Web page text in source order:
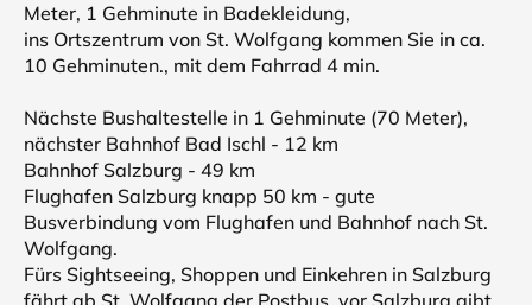
Meter, 1 Gehminute in Badekleidung,
ins Ortszentrum von St. Wolfgang kommen Sie in ca.
10 Gehminuten., mit dem Fahrrad 4 min.
Nächste Bushaltestelle in 1 Gehminute (70 Meter),
nächster Bahnhof Bad Ischl - 12 km
Bahnhof Salzburg - 49 km
Flughafen Salzburg knapp 50 km - gute
Busverbindung vom Flughafen und Bahnhof nach St.
Wolfgang.
Fürs Sightseeing, Shoppen und Einkehren in Salzburg
fährt ab St. Wolfgang der Postbus, vor Salzburg gibt